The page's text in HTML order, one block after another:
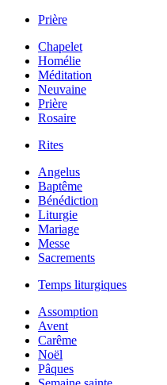
Prière
Chapelet
Homélie
Méditation
Neuvaine
Prière
Rosaire
Rites
Angelus
Baptême
Bénédiction
Liturgie
Mariage
Messe
Sacrements
Temps liturgiques
Assomption
Avent
Carême
Noël
Pâques